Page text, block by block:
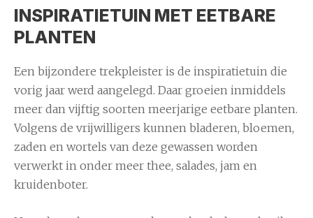
INSPIRATIETUIN MET EETBARE
PLANTEN
Een bijzondere trekpleister is de inspiratietuin die
vorig jaar werd aangelegd. Daar groeien inmiddels
meer dan vijftig soorten meerjarige eetbare planten.
Volgens de vrijwilligers kunnen bladeren, bloemen,
zaden en wortels van deze gewassen worden
verwerkt in onder meer thee, salades, jam en
kruidenboter.